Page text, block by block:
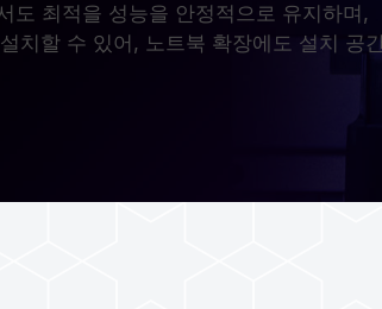
도 최적을 성능을 안정적으로 유지하며,
치할 수 있어, 노트북 확장에도 설치 공